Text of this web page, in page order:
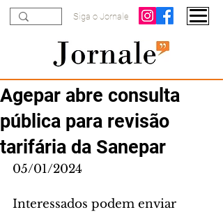
Siga o Jornale
Agepar abre consulta
pública para revisão
tarifária da Sanepar
05/01/2024
Interessados podem enviar